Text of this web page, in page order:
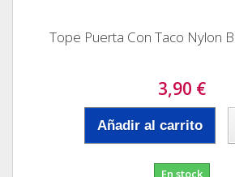
Tope Puerta Con Taco Nylon
3,90 €
Añadir al carrito
En stock